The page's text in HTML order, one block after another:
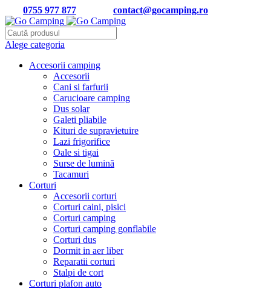
0755 977 877 contact@gocamping.ro
Alege categoria
Accesorii camping
Accesorii
Cani si farfurii
Carucioare camping
Dus solar
Galeti pliabile
Kituri de supravietuire
Lazi frigorifice
Oale si tigai
Surse de lumină
Tacamuri
Corturi
Accesorii corturi
Corturi caini, pisici
Corturi camping
Corturi camping gonflabile
Corturi dus
Dormit in aer liber
Reparatii corturi
Stalpi de cort
Corturi plafon auto